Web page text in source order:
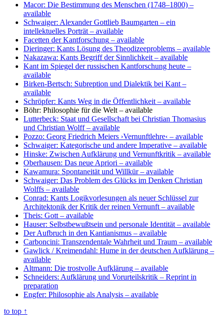
Macor: Die Bestimmung des Menschen (1748–1800) –
available
Schwaiger: Alexander Gottlieb Baumgarten – ein
intellektuelles Porträt – available
Facetten der Kantforschung – available
Dieringer: Kants Lösung des Theodizeeproblems – available
Nakazawa: Kants Begriff der Sinnlichkeit – available
Kant im Spiegel der russischen Kantforschung heute –
available
Birken-Bertsch: Subreption und Dialektik bei Kant –
available
Schröpfer: Kants Weg in die Öffentlichkeit – available
Böhr: Philosophie für die Welt – available
Lutterbeck: Staat und Gesellschaft bei Christian Thomasius
und Christian Wolff– available
Pozzo: Georg Friedrich Meiers ›Vernunftlehre‹ – available
Schwaiger: Kategorische und andere Imperative – available
Hinske: Zwischen Aufklärung und Vernunftkritik – available
Oberhausen: Das neue Apriori – available
Kawamura: Spontaneität und Willkür– available
Schwaiger: Das Problem des Glücks im Denken Christian
Wolffs – available
Conrad: Kants Logikvorlesungen als neuer Schlüssel zur
Architektonik der Kritik der reinen Vernunft – available
Theis: Gott – available
Hauser: Selbstbewußtsein und personale Identität – available
Der Aufbruch in den Kantianismus – available
Carboncini: Transzendentale Wahrheit und Traum – available
Gawlick / Kreimendahl: Hume in der deutschen Aufklärung –
available
Altmann: Die trostvolle Aufklärung – available
Schneiders: Aufklärung und Vorurteilskritik – Reprint in
preparation
Engfer: Philosophie als Analysis – available
to top ↑